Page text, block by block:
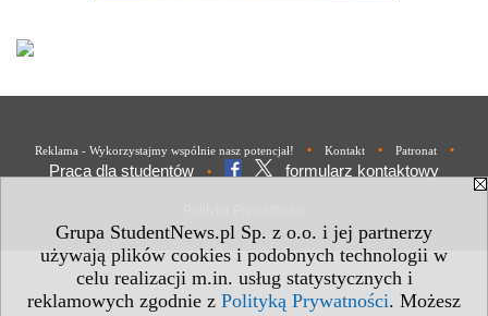
Grupa StudentNews.pl Sp. z o.o. i jej partnerzy
używają plików cookies i podobnych technologii w
celu realizacji m.in. usług statystycznych i
reklamowych zgodnie z Polityką Prywatności. Możesz
Reklama - Wykorzystajmy wspólnie nasz potencjał! • Kontakt • Patronat •
Praca dla studentów • formularz kontaktowy